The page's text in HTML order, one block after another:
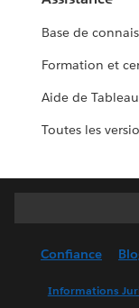
Base de
Formation et
Aide de Tableau
Toutes les
Confiance
Informations